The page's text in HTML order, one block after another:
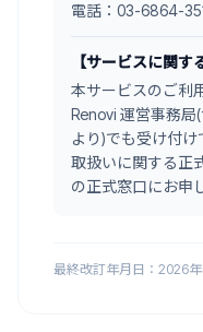
電話：03-6864-
【サービスに関す
本サービスのご利
Renovi 運営事務
より)でも受け付
取扱いに関する正
の正式窓口にお申
最終改訂年月日：2026年